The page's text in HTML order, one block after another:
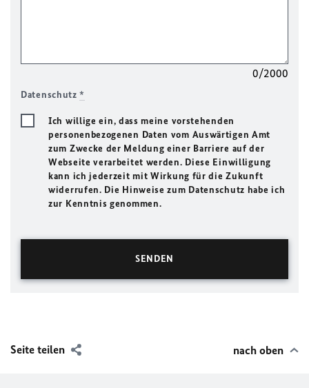
0/2000
Datenschutz*
Ich willige ein, dass meine vorstehenden
personenbezogenen Daten vom Auswärtigen Amt
zum Zwecke der Meldung einer Barriere auf der
Webseite verarbeitet werden. Diese Einwilligung
kann ich jederzeit mit Wirkung für die Zukunft
widerrufen. Die Hinweise zum Datenschutz habe ich
zur Kenntnis genommen.
Seite teilen nach oben